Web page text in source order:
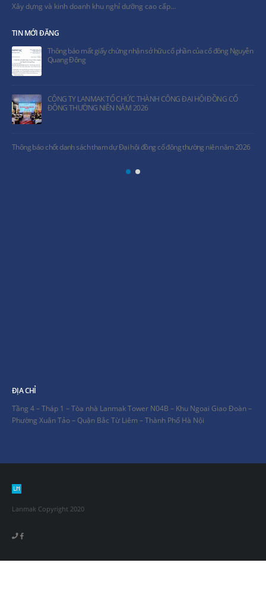
Xây dựng và kinh doanh khu nghỉ dưỡng cao cấp…
TIN MỚI ĐĂNG
Thông báo mất giấy chứng nhận sở hữu cổ phần của cổ đông Nguyễn
Quang Đông
CÔNG TY LANMAK TỔ CHỨC THÀNH CÔNG ĐẠI HỘI ĐỒNG CỔ
ĐÔNG THƯỜNG NIÊN NĂM 2026
Thông báo chốt danh sách tham dự Đại hội đồng cổ đông thường niên năm 2026
ĐỊA CHỈ
Tầng 4 – Tháp 1 – Tòa nhà Lanmak Tower N04B – Khu Ngoai Giao Đoàn –
Phường Xuân Tảo – Quận Bắc Từ Liêm – Thành Phố Hà Nội
Lanmak Copyright 2020